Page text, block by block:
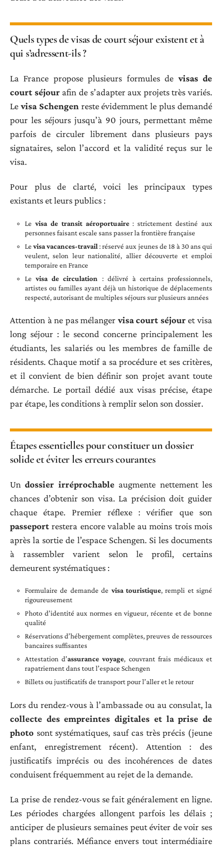
Quels types de visas de court séjour existent et à
qui s’adressent-ils ?
La France propose plusieurs formules de visas de
court séjourafin de s’adapter aux projets très variés.
Le visa Schengen reste évidemment le plus demandé
pour les séjours jusqu’à 90 jours, permettant même
parfois de circuler librement dans plusieurs pays
signataires, selon l’accord et la validité reçus sur le
visa.
Pour plus de clarté, voici les principaux types
existants et leurs publics :
Le visa de transit aéroportuaire: strictement destiné aux
personnes faisant escale sans passer la frontière française
Levisa vacances-travail: réservé aux jeunes de 18 à 30 ans qui
veulent, selon leur nationalité, allier découverte et emploi
temporaire en France
Levisa de circulation : délivré à certains professionnels,
artistes ou familles ayant déjà un historique de déplacements
respecté, autorisant de multiples séjours sur plusieurs années
Attention à ne pas mélanger visa court séjouret visa
long séjour : le second concerne principalement les
étudiants, les salariés ou les membres de famille de
résidents. Chaque motif a sa procédure et ses critères,
et il convient de bien définir son projet avant toute
démarche. Le portail dédié aux visas précise, étape
par étape, les conditions à remplir selon son dossier.
Étapes essentielles pour constituer un dossier
solide et éviter les erreurs courantes
Undossier irréprochableaugmente nettement les
chances d’obtenir son visa. La précision doit guider
chaque étape. Premier réflexe : vérifier que son
passeport restera encore valable au moins trois mois
après la sortie de l’espace Schengen. Si les documents
à rassembler varient selon le profil, certains
demeurent systématiques :
Formulaire de demande de visa touristique, rempli et signé
rigoureusement
Photo d’identité aux normes en vigueur, récente et de bonne
qualité
Réservations d’hébergement complètes, preuves de ressources
bancaires suffisantes
Attestation d’assurance voyage, couvrant frais médicaux et
rapatriement dans tout l’espace Schengen
Billets ou justificatifs de transport pour l’aller et le retour
Lors du rendez-vous à l’ambassade ou au consulat, la
collecte des empreintes digitales et la prise de
photo sont systématiques, sauf cas très précis (jeune
enfant, enregistrement récent). Attention : des
justificatifs imprécis ou des incohérences de dates
conduisent fréquemment au rejet de la demande.
La prise de rendez-vous se fait généralement en ligne.
Les périodes chargées allongent parfois les délais ;
anticiper de plusieurs semaines peut éviter de voir ses
plans contrariés. Méfiance envers tout intermédiaire